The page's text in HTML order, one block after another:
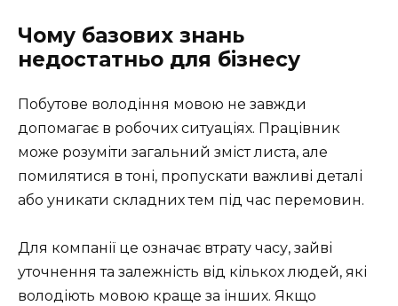
Чому базових знань
недостатньо для бізнесу
Побутове володіння мовою не завжди
допомагає в робочих ситуаціях. Працівник
може розуміти загальний зміст листа, але
помилятися в тоні, пропускати важливі деталі
або уникати складних тем під час перемовин.
Для компанії це означає втрату часу, зайві
уточнення та залежність від кількох людей, які
володіють мовою краще за інших. Якщо